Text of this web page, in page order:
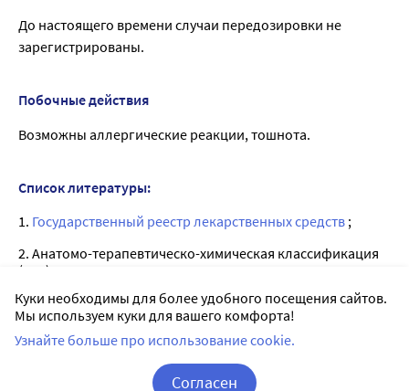
До настоящего времени случаи передозировки не
зарегистрированы.
Побочные действия
Возможны аллергические реакции, тошнота.
Список литературы:
1. Государственный реестр лекарственных средств ;
2. Анатомо-терапевтическо-химическая классификация
(ATX);
3. Официальная инструкция от производителя.
Куки необходимы для более удобного посещения сайтов.
Мы используем куки для вашего комфорта!
Узнайте больше про использование cookie.
Согласен